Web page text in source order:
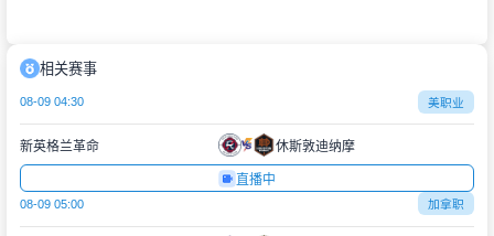
相关赛事
08-09 04:30 美职业
新英格兰革命 休斯敦迪纳摩
直播中
08-09 05:00 加拿职